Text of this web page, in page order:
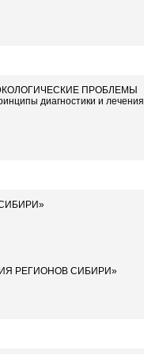
ЭКОЛОГИЧЕСКИЕ ПРОБЛЕМЫ
диагностики и лечения
РЕГИОНОВ СИБИРИ»